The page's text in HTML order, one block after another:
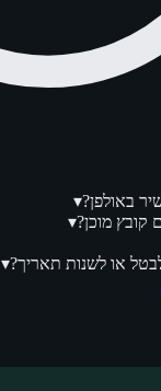
באולפן?▾
קובץ מוכן?▾
או לשנות תאריך?▾